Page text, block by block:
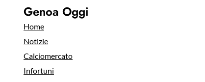
Genoa Oggi
Home
Notizie
Calciomercato
Infortuni